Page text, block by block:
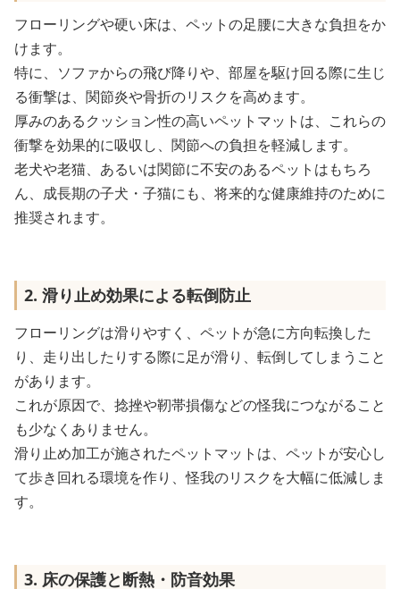
フローリングや硬い床は、ペットの足腰に大きな負担をか
けます。
特に、ソファからの飛び降りや、部屋を駆け回る際に生じ
る衝撃は、関節炎や骨折のリスクを高めます。
厚みのあるクッション性の高いペットマットは、これらの
衝撃を効果的に吸収し、関節への負担を軽減します。
老犬や老猫、あるいは関節に不安のあるペットはもちろ
ん、成長期の子犬・子猫にも、将来的な健康維持のために
推奨されます。
2. 滑り止め効果による転倒防止
フローリングは滑りやすく、ペットが急に方向転換した
り、走り出したりする際に足が滑り、転倒してしまうこと
があります。
これが原因で、捻挫や靭帯損傷などの怪我につながること
も少なくありません。
滑り止め加工が施されたペットマットは、ペットが安心し
て歩き回れる環境を作り、怪我のリスクを大幅に低減しま
す。
3. 床の保護と断熱・防音効果